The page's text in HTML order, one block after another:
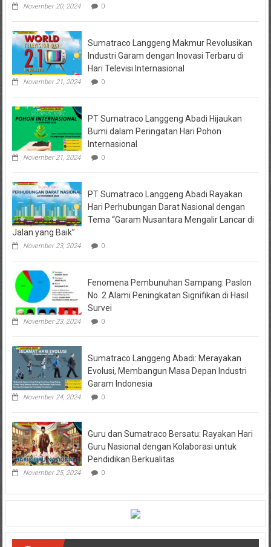
Kuasa
Korban
Desak
Penahanan
November 20, 2024 0
Sumatraco Langgeng Makmur Revolusikan
Industri Garam dengan Inovasi Terbaru di
Hari Televisi Internasional
November 21, 2024 0
PT Sumatraco Langgeng Abadi Hijaukan
Bumi dalam Peringatan Hari Pohon
Internasional
November 21, 2024 0
PT Sumatraco Langgeng Abadi Rayakan
Hari Perhubungan Darat Nasional dengan
Tema “Garam Nusantara Mengalir Lancar di
Jalan yang Baik”
November 23, 2024 0
Fenomena Pembunuhan Sampang: Paslon
No. 2 Alami Peningkatan Signifikan di Hasil
Survei
November 23, 2024 0
Sumatraco Langgeng Abadi: Merayakan
Evolusi, Membangun Masa Depan Industri
Garam Indonesia
November 24, 2024 0
Guru dan Sumatraco Bersatu: Rayakan Hari
Guru Nasional dengan Kolaborasi untuk
Pendidikan Berkualitas
November 25, 2024 0